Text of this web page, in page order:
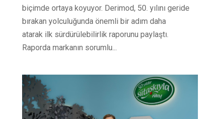
biçimde ortaya koyuyor. Derimod, 50. yılını geride
bırakan yolculuğunda önemli bir adım daha
atarak ilk sürdürülebilirlik raporunu paylaştı.
Raporda markanın sorumlu...